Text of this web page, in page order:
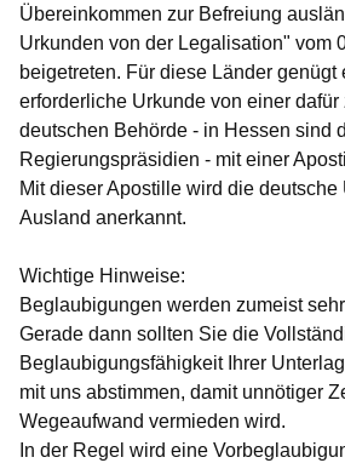
Übereinkommen zur Befreiung
Urkunden von der Legalisation" vom
beigetreten. Für diese Länder genügt
erforderliche Urkunde von einer dafür
deutschen Behörde - in Hessen sind
Regierungspräsidien - mit einer
Mit dieser Apostille wird die deutsche
Ausland anerkannt.
Wichtige Hinweise:
Beglaubigungen werden zumeist
Gerade dann sollten Sie die
Beglaubigungsfähigkeit Ihrer
mit uns abstimmen, damit unnötiger
Wegeaufwand vermieden wird.
In der Regel wird eine